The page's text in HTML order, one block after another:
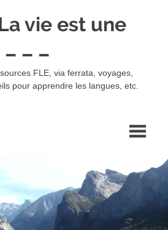
La vie est une
– –
FLE, via ferrata, voyages,
pour apprendre les langues, etc.